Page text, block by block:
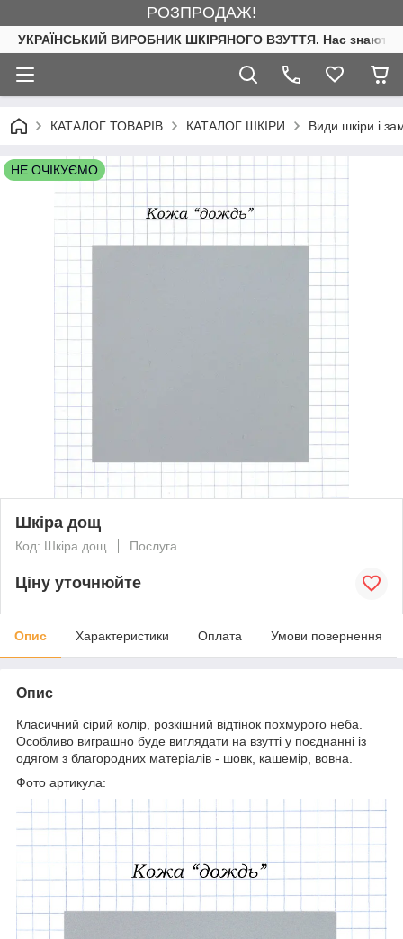
РОЗПРОДАЖ!
УКРАЇНСЬКИЙ ВИРОБНИК ШКІРЯНОГО ВЗУТТЯ. Нас знають.
КАТАЛОГ ТОВАРІВ КАТАЛОГ ШКІРИ Види шкіри і
НЕ ОЧІКУЄМО
Шкіра дощ
Код: Шкіра дощ Послуга
Ціну уточнюйте
Опис Характеристики Оплата Умови повернення
Опис
Класичний сірий колір, розкішний відтінок похмурого неба.
Особливо виграшно буде виглядати на взутті у поєднанні із
одягом з благородних матеріалів - шовк, кашемір, вовна.
Фото артикула: